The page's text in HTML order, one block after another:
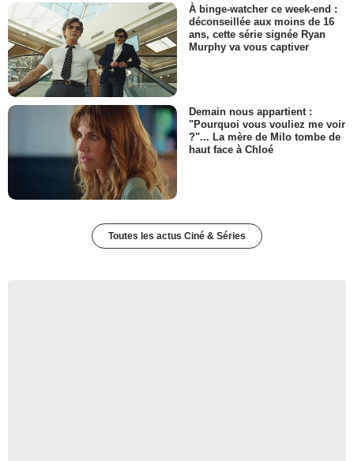
À binge-watcher ce week-end :
déconseillée aux moins de 16
ans, cette série signée Ryan
Murphy va vous captiver
Demain nous appartient :
"Pourquoi vous vouliez me voir
?"... La mère de Milo tombe de
haut face à Chloé
Toutes les actus Ciné & Séries